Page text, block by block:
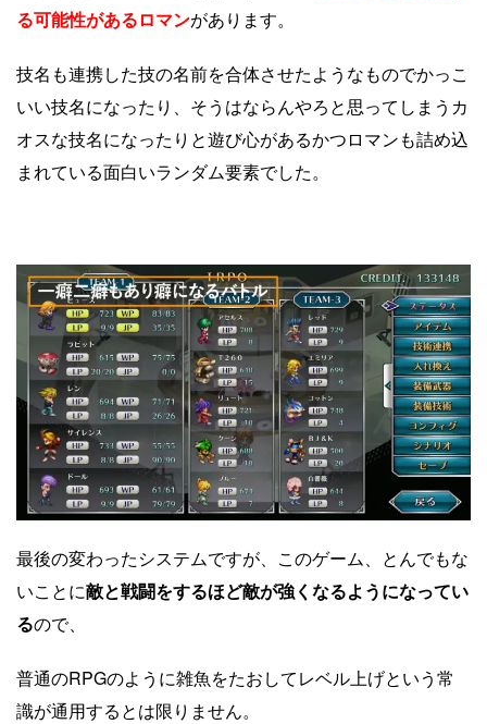
る可能性があるロマンがあります。
技名も連携した技の名前を合体させたようなものでかっこ
いい技名になったり、そうはならんやろと思ってしまうカ
オスな技名になったりと遊び心があるかつロマンも詰め込
まれている面白いランダム要素でした。
最後の変わったシステムですが、このゲーム、とんでもな
いことに敵と戦闘をするほど敵が強くなるようになってい
るので、
普通のRPGのように雑魚をたおしてレベル上げという常
識が通用するとは限りません。